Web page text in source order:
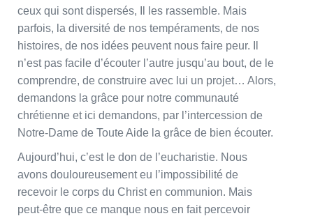
ceux qui sont dispersés, Il les rassemble. Mais
parfois, la diversité de nos tempéraments, de nos
histoires, de nos idées peuvent nous faire peur. Il
n’est pas facile d’écouter l’autre jusqu’au bout, de le
comprendre, de construire avec lui un projet… Alors,
demandons la grâce pour notre communauté
chrétienne et ici demandons, par l’intercession de
Notre-Dame de Toute Aide la grâce de bien écouter.
Aujourd’hui, c’est le don de l’eucharistie. Nous
avons douloureusement eu l’impossibilité de
recevoir le corps du Christ en communion. Mais
peut-être que ce manque nous en fait percevoir